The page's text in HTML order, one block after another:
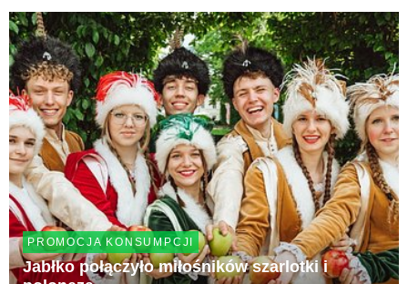
PROMOCJA KONSUMPCJI
Jabłko połączyło miłośników szarlotki i